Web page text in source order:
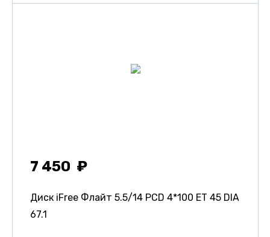
7 450
Диск iFree Флайт 5.5/14 PCD 4*100 ET 45 DIA
67.1